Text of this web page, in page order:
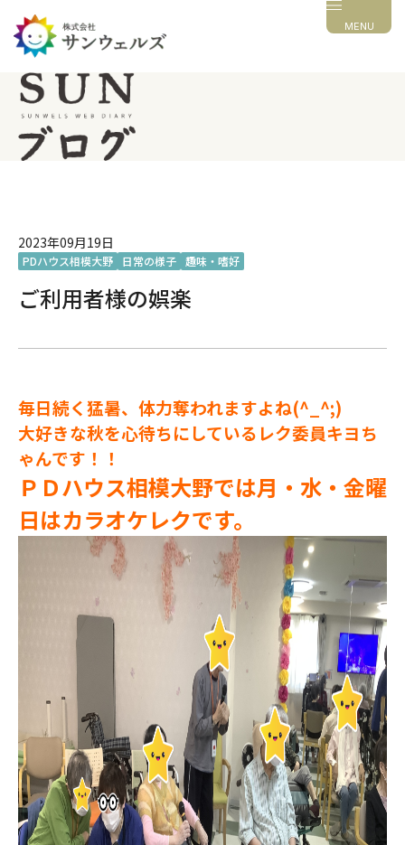
MENU
2023年09月19日
PDハウス相模大野 日常の様子 趣味・嗜好
ご利用者様の娯楽
毎日続く猛暑、体力奪われますよね(^_^;)
大好きな秋を心待ちにしているレク委員キヨち
ゃんです！！
ＰＤハウス相模大野では月・水・金曜
日はカラオケレクです。